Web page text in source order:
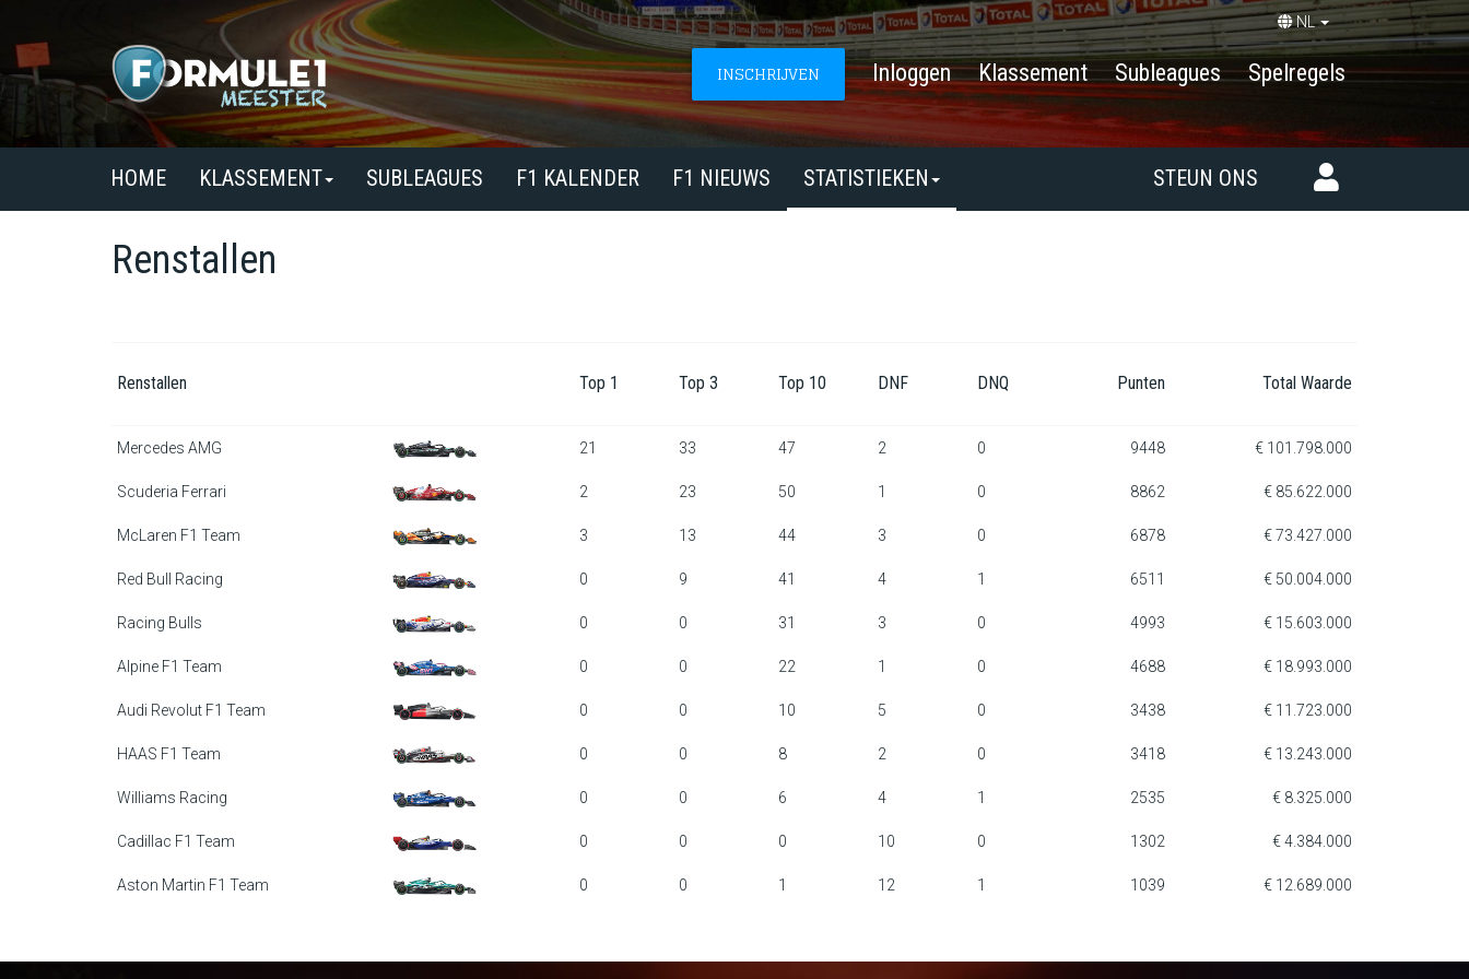
NL
INSCHRIJVEN Inloggen Klassement Subleagues Spelregels
HOME KLASSEMENT SUBLEAGUES F1 KALENDER F1 NIEUWS STATISTIEKEN STEUN ONS
Renstallen
Renstallen Top 1 Top 3 Top 10 DNF DNQ Punten Total Waarde
Mercedes AMG 21 33 47 2 0 9448 € 101.798.000
Scuderia Ferrari 2 23 50 1 0 8862 € 85.622.000
McLaren F1 Team 3 13 44 3 0 6878 € 73.427.000
Red Bull Racing 0 9 41 4 1 6511 € 50.004.000
Racing Bulls 0 0 31 3 0 4993 € 15.603.000
Alpine F1 Team 0 0 22 1 0 4688 € 18.993.000
Audi Revolut F1 Team 0 0 10 5 0 3438 € 11.723.000
HAAS F1 Team 0 0 8 2 0 3418 € 13.243.000
Williams Racing 0 0 6 4 1 2535 € 8.325.000
Cadillac F1 Team 0 0 0 10 0 1302 € 4.384.000
Aston Martin F1 Team 0 0 1 12 1 1039 € 12.689.000